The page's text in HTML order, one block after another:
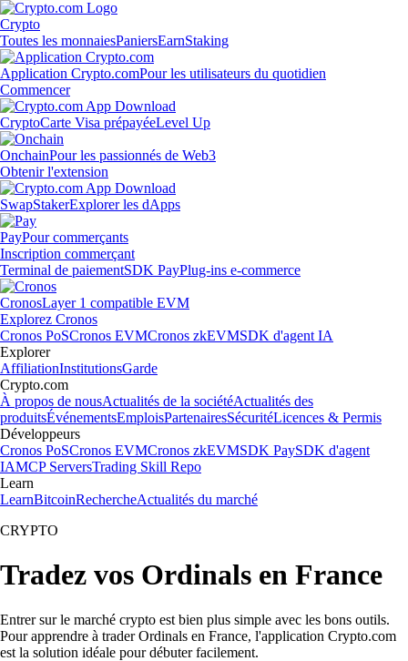
Crypto
Toutes les monnaiesPaniersEarnStaking
Application Crypto.comPour les utilisateurs du quotidien
Commencer
CryptoCarte Visa prépayéeLevel Up
OnchainPour les passionnés de Web3
Obtenir l'extension
SwapStakerExplorer les dApps
PayPour commerçants
Inscription commerçant
Terminal de paiementSDK PayPlug-ins e-commerce
CronosLayer 1 compatible EVM
Explorez Cronos
Cronos PoSCronos EVMCronos zkEVMSDK d'agent IA
Explorer
AffiliationInstitutionsGarde
Crypto.com
À propos de nousActualités de la sociétéActualités des
produitsÉvénementsEmploisPartenairesSécuritéLicences & Permis
Développeurs
Cronos PoSCronos EVMCronos zkEVMSDK PaySDK d'agent
IAMCP ServersTrading Skill Repo
Learn
LearnBitcoinRechercheActualités du marché
CRYPTO
Tradez vos Ordinals en France
Entrer sur le marché crypto est bien plus simple avec les bons outils.
Pour apprendre à trader Ordinals en France, l'application Crypto.com
est la solution idéale pour débuter facilement.